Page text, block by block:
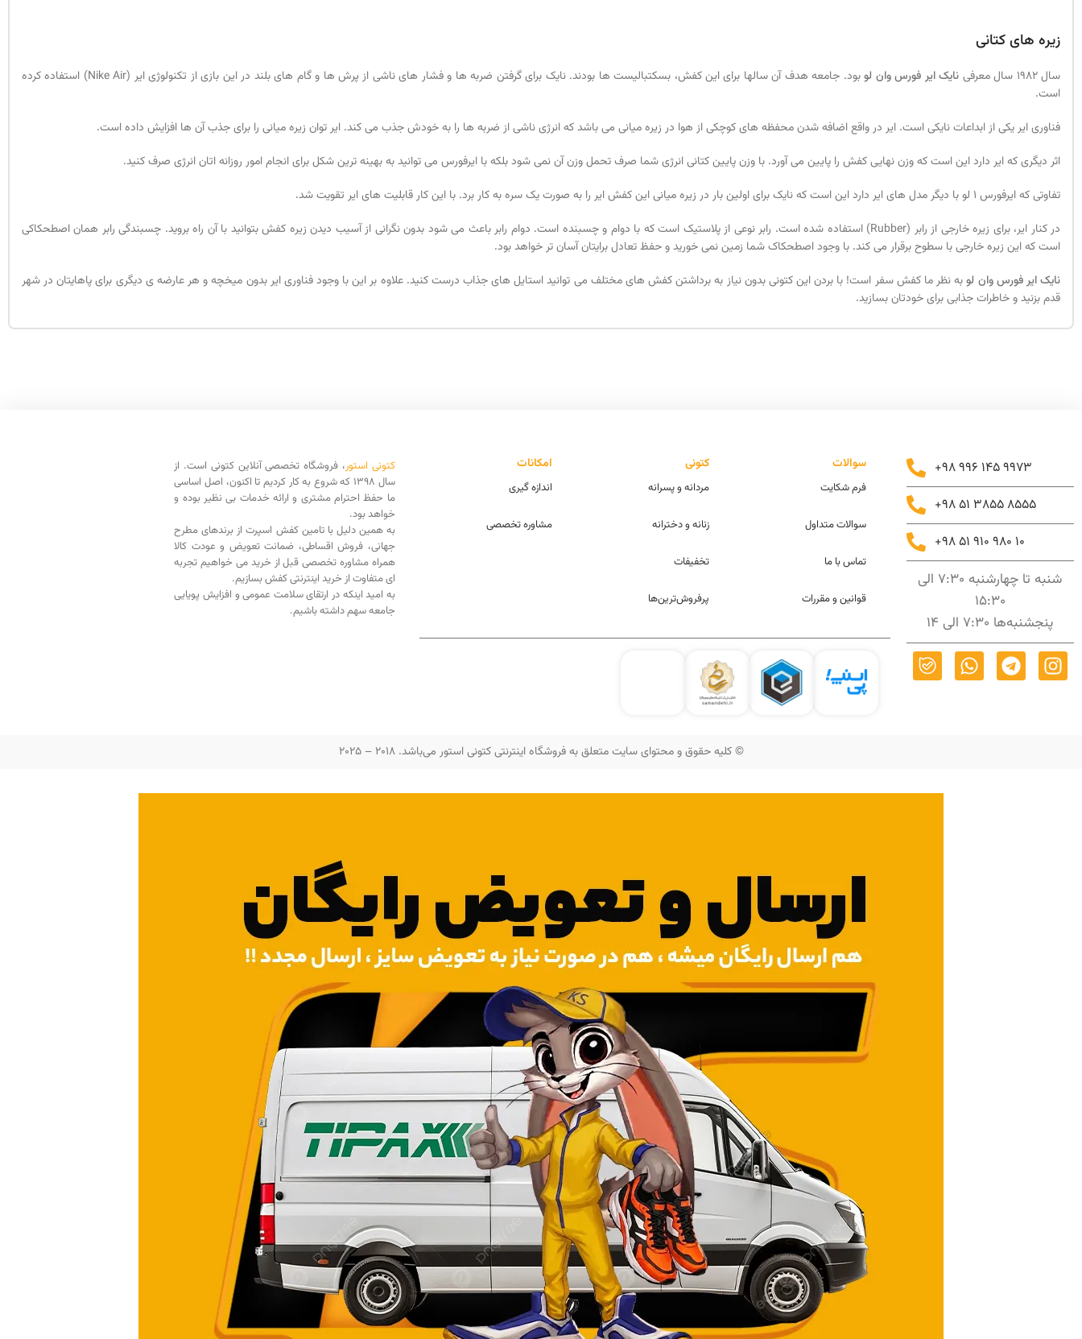
زیره های کتانی
سال 1982 سال معرفی نایک ایر فورس وان لو
بود. جامعه هدف آن سالها برای این کفش، بسکتبالیست ها بودند. نایک برای گرفتن ضربه ها و فشار های ناشی از پرش ها و گام های بلند در این بازی از تکنولوژی ایر (Nike Air) استفاده کرده
است.
فناوری ایر یکی از ابداعات نایکی است. ایر در واقع اضافه شدن محفظه های کوچکی از هوا در زیره میانی می باشد که انرژی ناشی از ضربه ها را به خودش جذب می کند. ایر توان زیره میانی را برای جذب آن ها افزایش داده است.
اثر دیگری که ایر دارد این است که وزن نهایی کفش را پایین می آورد. با وزن پایین کتانی انرژی شما صرف تحمل وزن آن نمی شود بلکه با ایرفورس می توانید به بهینه ترین شکل برای انجام امور روزانه اتان انرژی صرف کنید.
تفاوتی که ایرفورس 1 لو با دیگر مدل های ایر دارد این است که نایک برای اولین بار در زیره میانی این کفش ایر را به صورت یک سره به کار برد. با این کار قابلیت های ایر تقویت شد.
در کنار ایر، برای زیره خارجی از رابر (Rubber) استفاده شده است. رابر نوعی از پلاستیک است که با دوام و چسبنده است. دوام رابر باعث می شود بدون نگرانی از آسیب دیدن زیره کفش بتوانید با آن راه بروید. چسبندگی رابر همان اصطحکاکی
است که این زیره خارجی با سطوح برقرار می کند. با وجود اصطحکاک شما زمین نمی خورید و حفظ تعادل برایتان آسان تر خواهد بود.
نایک ایر فورس وان لوبه نظر ما کفش سفر است! با بردن این کتونی بدون نیاز به برداشتن کفش های مختلف می توانید استایل های جذاب درست کنید. علاوه بر این با وجود فناوری ایر بدون میخچه و هر عارضه ی دیگری برای پاهایتان در شهر
قدم بزنید و خاطرات جذابی برای خودتان بسازید.
+98 996 145 9973
+98 51 3855 8555
+98 51 910 980 10
شنبه تا چهارشنبه 7:30 الی
15:30
پنجشنبه‌ها 7:30 الی 14
سوالات
فرم شکایت
سوالات متداول
تماس با ما
قوانین و مقررات
کتونی
مردانه و پسرانه
زنانه و دخترانه
تخفیفات
پرفروش‌ترین‌ها
امکانات
اندازه گیری
مشاوره تخصصی
کتونی استور، فروشگاه تخصصی آنلاین کتونی است. از
سال 1398 که شروع به کار کردیم تا اکنون، اصل اساسی
ما حفظ احترام مشتری و ارائه خدمات بی نظیر بوده و
خواهد بود.
به همین دلیل با تامین کفش اسپرت از برندهای مطرح
جهانی، فروش اقساطی، ضمانت تعویض و عودت کالا
همراه مشاوره تخصصی قبل از خرید می خواهیم تجربه
ای متفاوت از خرید اینترنتی کفش بسازیم.
به امید اینکه در ارتقای سلامت عمومی و افزایش پویایی
جامعه سهم داشته باشیم.
© کلیه حقوق و محتوای سایت متعلق به فروشگاه اینترنتی کتونی استور می‌باشد. 2018 – 2025